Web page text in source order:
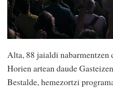
Alta, 88 jaialdi nabarmentzen
Horien artean daude
Bestalde, hemezortzi